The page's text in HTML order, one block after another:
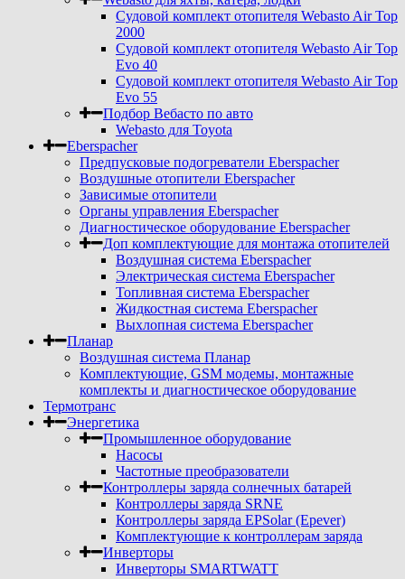
Судовой комплект отопителя Webasto Air Top
2000
Судовой комплект отопителя Webasto Air Top
Evo 40
Судовой комплект отопителя Webasto Air Top
Evo 55
Подбор Вебасто по авто
Webasto для Toyota
Eberspacher
Предпусковые подогреватели Eberspacher
Воздушные отопители Eberspacher
Зависимые отопители
Органы управления Eberspacher
Диагностическое оборудование Eberspacher
Доп комплектующие для монтажа отопителей
Воздушная система Eberspacher
Электрическая система Eberspacher
Топливная система Eberspacher
Жидкостная система Eberspacher
Выхлопная система Eberspacher
Планар
Воздушная система Планар
Комплектующие, GSM модемы, монтажные
комплекты и диагностическое оборудование
Термотранс
Энергетика
Промышленное оборудование
Насосы
Частотные преобразователи
Контроллеры заряда солнечных батарей
Контроллеры заряда SRNE
Контроллеры заряда EPSolar (Epever)
Комплектующие к контроллерам заряда
Инверторы
Инверторы SMARTWATT